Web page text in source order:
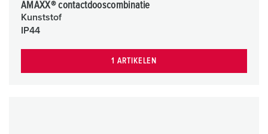
AMAXX® contactdooscombinatie
Kunststof
IP44
1 ARTIKELEN